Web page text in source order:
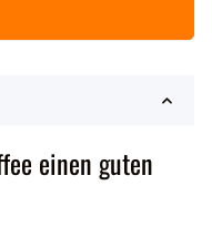
einen guten